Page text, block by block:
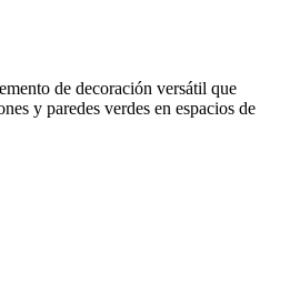
de decoración versátil que
y paredes verdes en espacios de